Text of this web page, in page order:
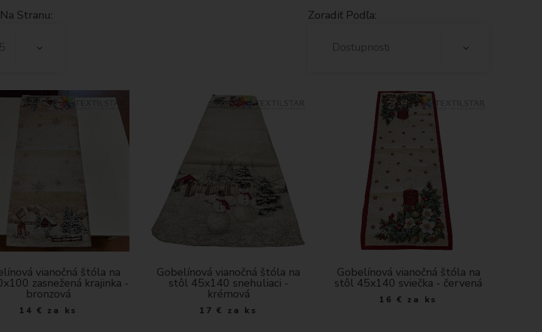
Stranu:
Zoradiť Podľa:
Dostupnosti
vianočná štóla na
zasnežená krajinka -
bronzová
14 € za ks
Gobelínová vianočná štóla na
stôl 45x140 snehuliaci -
krémová
17 € za ks
Gobelínová vianočná štóla na
stôl 45x140 sviečka - červená
16 € za ks